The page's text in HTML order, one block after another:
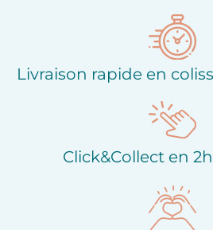
Livraison rapide en
Click&Collect en